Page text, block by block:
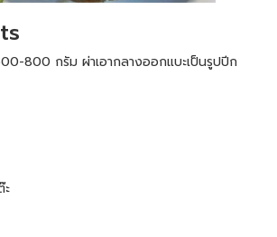
800 กรัม ผ่าเอากลางออกแบะเป็นรูปปีก